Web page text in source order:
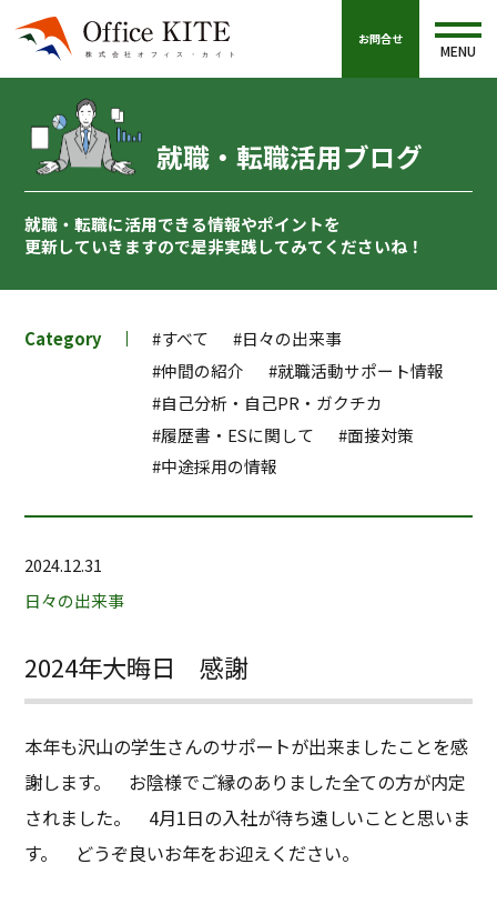
お問合せ
MENU
就職・転職活用ブログ
就職・転職に活用できる情報やポイントを
更新していきますので是非実践してみてくださいね！
Category #すべて
#日々の出来事
#仲間の紹介
#就職活動サポート情報
#自己分析・自己PR・ガクチカ
#履歴書・ESに関して
#面接対策
#中途採用の情報
2024.12.31
日々の出来事
2024年大晦日 感謝
本年も沢山の学生さんのサポートが出来ましたことを感
謝します。 お陰様でご縁のありました全ての方が内定
されました。 4月1日の入社が待ち遠しいことと思いま
す。 どうぞ良いお年をお迎えください。